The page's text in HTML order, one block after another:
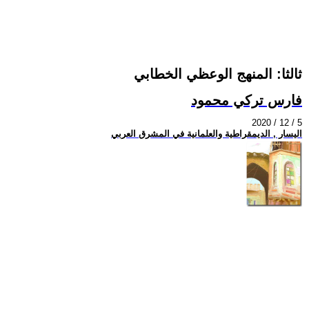
ثالثا: المنهج الوعظي الخطابي
فارس تركي محمود
2020 / 12 / 5
اليسار , الديمقراطية والعلمانية في المشرق العربي